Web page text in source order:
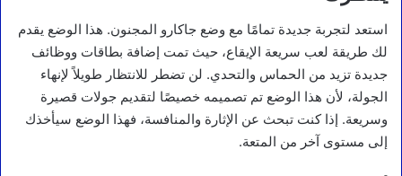
استعد لتجربة جديدة تمامًا مع وضع جاكارو المجنون. هذا الوضع يقدم
لك طريقة لعب سريعة الإيقاع، حيث تمت إضافة بطاقات ووظائف
جديدة تزيد من الحماس والتحدي. لن تضطر للانتظار طويلاً لإنهاء
الجولة، لأن هذا الوضع تم تصميمه خصيصًا لتقديم جولات قصيرة
وسريعة. إذا كنت تبحث عن الإثارة والمنافسة، فهذا الوضع سيأخذك
إلى مستوى آخر من المتعة.